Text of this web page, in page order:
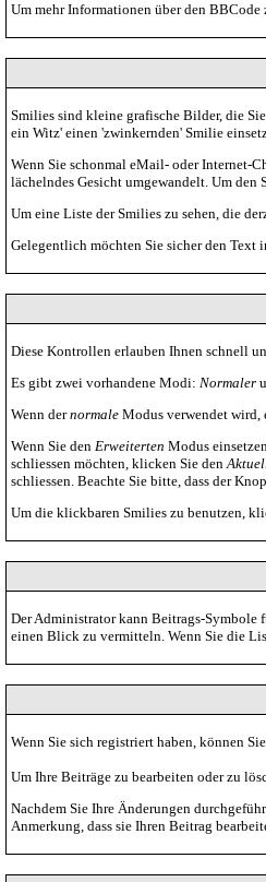
Um mehr Informationen über den
Smilies sind kleine grafische Bilder, die
ein Witz' einen 'zwinkernden' Smilie
Wenn Sie schonmal eMail- oder Internet-
lächelndes Gesicht umgewandelt. Um den
Um eine Liste der Smilies zu sehen, die
Gelegentlich möchten Sie sicher den Text
Diese Kontrollen erlauben Ihnen schnell
Es gibt zwei vorhandene Modi: Normaler
Wenn dernormale Modus verwendet wird,
Wenn Sie den Erweiterten Modus
schliessen möchten, klicken Sie den
schliessen. Beachte Sie bitte, dass der
Um die klickbaren Smilies zu benutzen,
Der Administrator kann Beitrags-Symbole
einen Blick zu vermitteln. Wenn Sie die
Wenn Sie sich registriert haben, können
Um Ihre Beiträge zu bearbeiten oder zu
Nachdem Sie Ihre Änderungen
Anmerkung, dass sie Ihren Beitrag